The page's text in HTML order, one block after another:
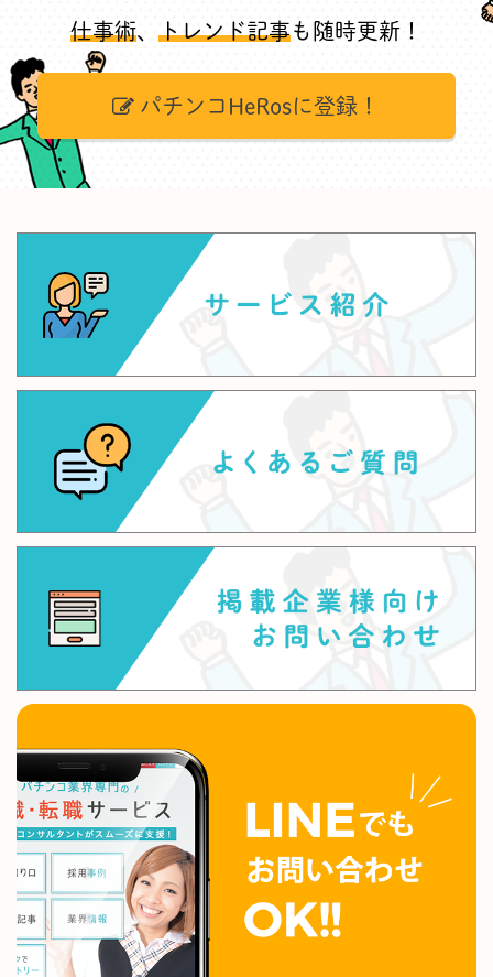
仕事術、 トレンド記事も随時更新！
パチンコHeRosに登録！